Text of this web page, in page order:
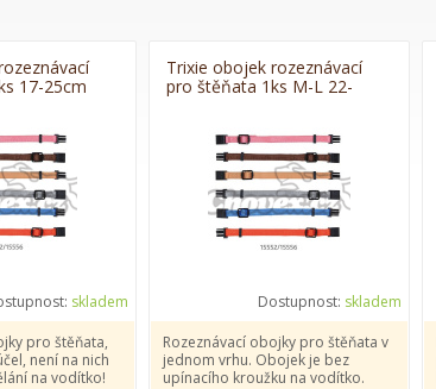
17-25cm
skladem
pro štěňata,
není na nich
na vodítko!
Trixie obojek rozeznávací
pro štěňata 1ks M-L 22-
Dostupnost: skladem
Rozeznávací obojky pro štěňata v
jednom vrhu. Obojek je bez
upínacího kroužku na vodítko.